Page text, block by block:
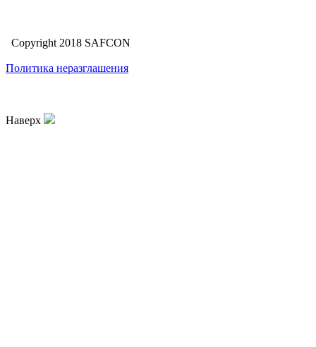
Copyright 2018 SAFCON
Политика неразглашения
Наверх